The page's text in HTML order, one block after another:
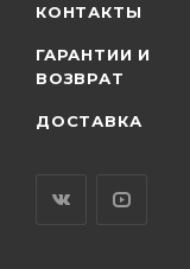
КОНТАКТЫ
ГАРАНТИИ И
ВОЗВРАТ
ДОСТАВКА